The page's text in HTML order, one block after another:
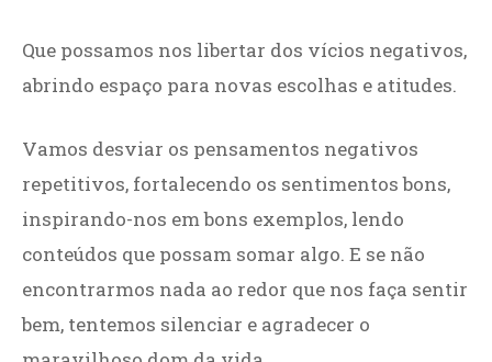
Que possamos nos libertar dos vícios negativos,
abrindo espaço para novas escolhas e atitudes.
Vamos desviar os pensamentos negativos
repetitivos, fortalecendo os sentimentos bons,
inspirando-nos em bons exemplos, lendo
conteúdos que possam somar algo. E se não
encontrarmos nada ao redor que nos faça sentir
bem, tentemos silenciar e agradecer o